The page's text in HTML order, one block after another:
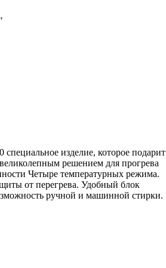
специальное изделие, которое подарит
решением для прогрева
Четыре температурных режима.
от перегрева. Удобный блок
ручной и машинной стирки.